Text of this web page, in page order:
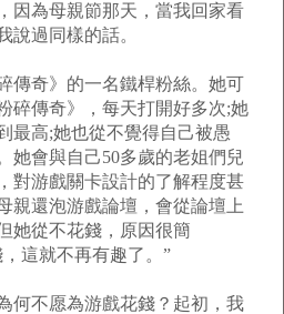
為母親節那天，當我回家看
說過同樣的話。
奇》的一名鐵桿粉絲。她可
碎傳奇》，每天打開好多次;她
最高;她也從不覺得自己被愚
她會與自己50多歲的老姐們兒
對游戲關卡設計的了解程度甚
親還泡游戲論壇，會從論壇上
她從不花錢，原因很簡
這就不再有趣了。”
不愿為游戲花錢？起初，我